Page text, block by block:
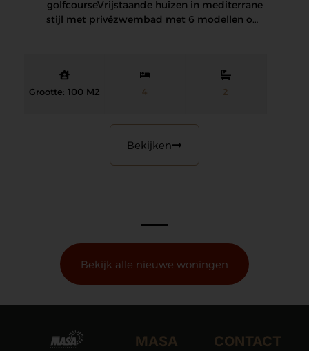
golfcourse Vrijstaande huizen in mediterrane
stijl met privézwembad met 6 modellen om
Grootte: 100 M2 4 2
Bekijken
Bekijk alle nieuwe woningen
MASA CONTACT